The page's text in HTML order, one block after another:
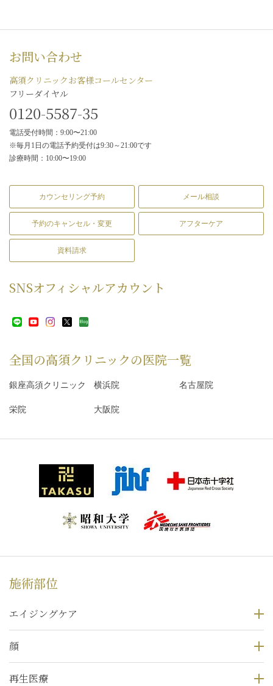
お問い合わせ
高須クリニックお客様コールセンター
フリーダイヤル
0120-5587-35
電話受付時間：9:00〜21:00
※毎月1日の電話予約受付は9:30～21:00です
診療時間：10:00〜19:00
カウンセリング予約 メール相談
予約のキャンセル・変更 アフターケア
資料請求
SNSオフィシャルアカウント
全国の高須クリニックの医院一覧
銀座高須クリニック 横浜院 名古屋院
栄院 大阪院
施術部位
エイジングケア
顔
再生医療